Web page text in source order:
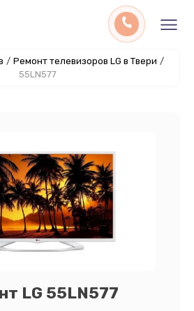
/ Ремонт телевизоров LG в Твери /
55LN577
LG 55LN577